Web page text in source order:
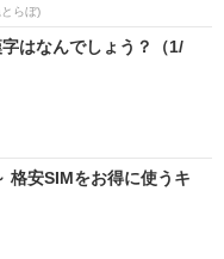
らぼ)
字はなんでしょう？（1/
格安SIMをお得に使うキ